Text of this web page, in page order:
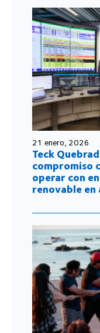
21 enero, 2026
Teck
compromiso
operar con
renovable en